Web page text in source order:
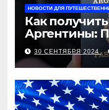
НОВОСТИ ДЛЯ
Как
Аргентины:
руководство
30 СЕНТЯБРЯ 2024